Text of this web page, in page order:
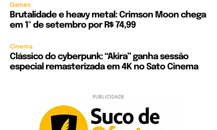
Games
Brutalidade e heavy metal: Crimson Moon chega
em 1º de setembro por R$ 74,99
Cinema
Clássico do cyberpunk: “Akira” ganha sessão
especial remasterizada em 4K no Sato Cinema
PUBLICIDADE